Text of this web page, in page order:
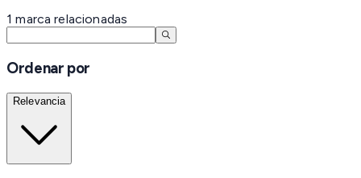
1 marca relacionadas
Ordenar por
Relevancia